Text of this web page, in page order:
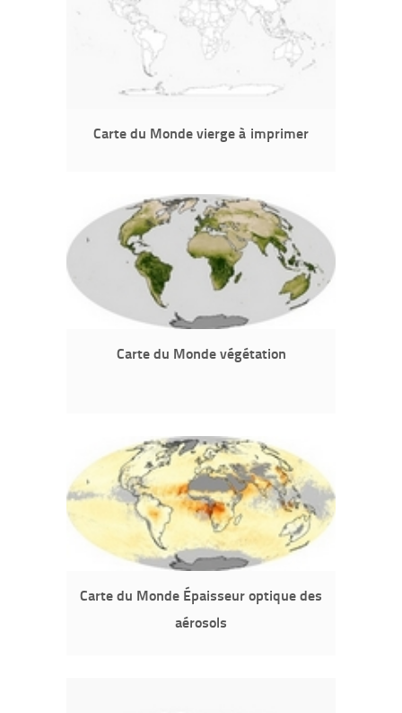
Carte du Monde vierge à imprimer
Carte du Monde végétation
Carte du Monde Épaisseur optique des
aérosols